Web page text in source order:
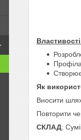
Як
Вносити
Повторити
СКЛАД: